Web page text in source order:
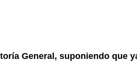
General, suponiendo que